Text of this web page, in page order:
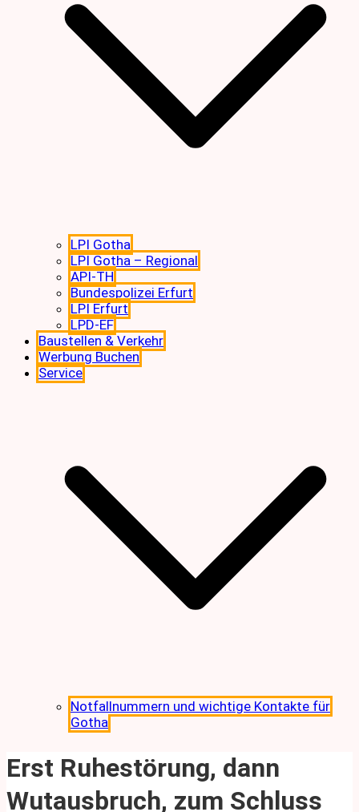
LPI Gotha
LPI Gotha – Regional
API-TH
Bundespolizei Erfurt
LPI Erfurt
LPD-EF
Baustellen & Verkehr
Werbung Buchen
Service
Notfallnummern und wichtige Kontakte für
Gotha
Erst Ruhestörung, dann
Wutausbruch, zum Schluss